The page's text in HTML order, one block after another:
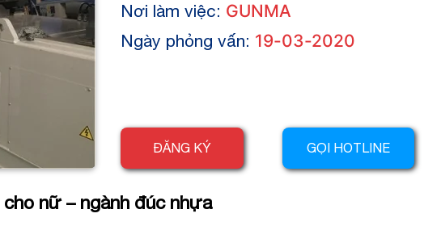
Nơi làm việc: GUNMA
Ngày phỏng vấn: 19-03-2020
ĐĂNG KÝ GỌI HOTLINE
nữ – ngành đúc nhựa